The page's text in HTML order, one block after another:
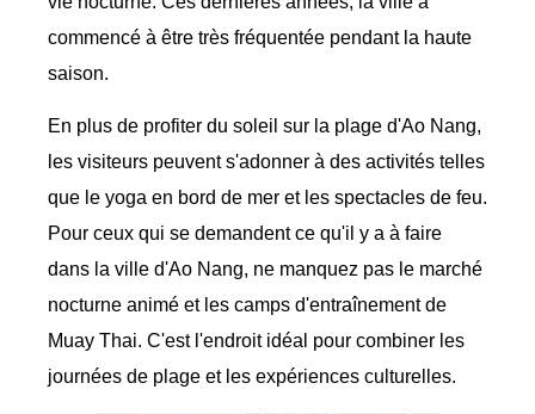
commencé à être très fréquentée pendant la haute
saison.
En plus de profiter du soleil sur la plage d'Ao Nang,
les visiteurs peuvent s'adonner à des activités telles
que le yoga en bord de mer et les spectacles de feu.
Pour ceux qui se demandent ce qu'il y a à faire
dans la ville d'Ao Nang, ne manquez pas le marché
nocturne animé et les camps d'entraînement de
Muay Thai. C'est l'endroit idéal pour combiner les
journées de plage et les expériences culturelles.